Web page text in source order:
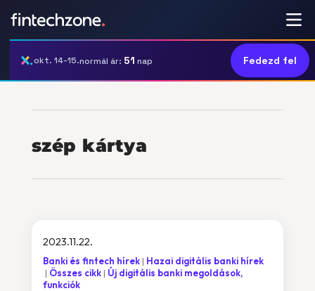
okt. 14-15.normál ár: 51 nap Fedezd fel
szép kártya
2023.11.22.
Banki és fintech hírek
Hazai digitális banki hírek
Összes cikk
Új digitális banki megoldások,
funkciók